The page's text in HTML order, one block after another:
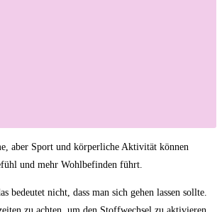
aber Sport und körperliche Aktivität können
und mehr Wohlbefinden führt.
nicht, dass man sich gehen lassen sollte.